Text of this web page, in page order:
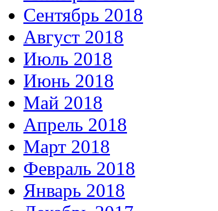
Сентябрь 2018
Август 2018
Июль 2018
Июнь 2018
Май 2018
Апрель 2018
Март 2018
Февраль 2018
Январь 2018